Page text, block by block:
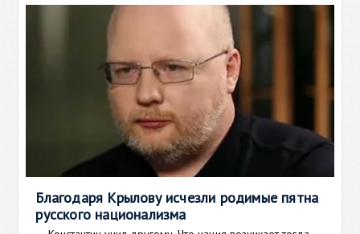
Благодаря Крылову исчезли родимые пятна
русского национализма